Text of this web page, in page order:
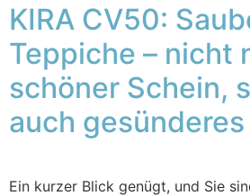
KIRA CV50:
Teppiche – nicht
schöner Schein,
auch
Ein kurzer Blick genügt, und Sie